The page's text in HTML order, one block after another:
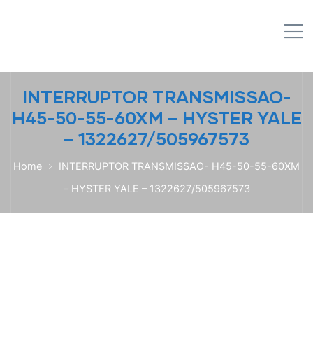
INTERRUPTOR TRANSMISSAO-
H45-50-55-60XM – HYSTER YALE
– 1322627/505967573
Home
INTERRUPTOR TRANSMISSAO- H45-50-55-60XM
– HYSTER YALE – 1322627/505967573